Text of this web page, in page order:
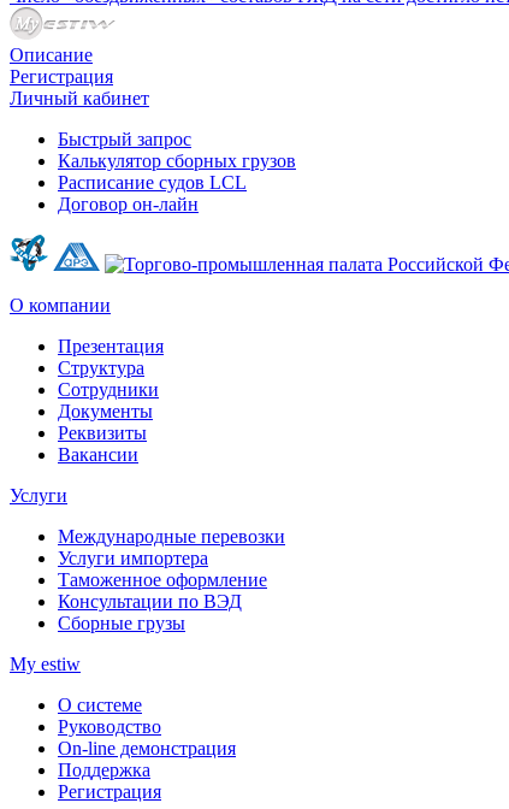
Описание
Регистрация
Личный кабинет
Быстрый запрос
Калькулятор сборных грузов
Расписание судов LCL
Договор он-лайн
О компании
Презентация
Структура
Сотрудники
Документы
Реквизиты
Вакансии
Услуги
Международные перевозки
Услуги импортера
Таможенное оформление
Консультации по ВЭД
Сборные грузы
My estiw
О системе
Руководство
On-line демонстрация
Поддержка
Регистрация